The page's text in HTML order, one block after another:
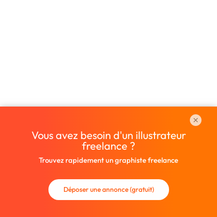
Vous avez besoin d'un illustrateur
freelance ?
Trouvez rapidement un graphiste freelance
Déposer une annonce (gratuit)